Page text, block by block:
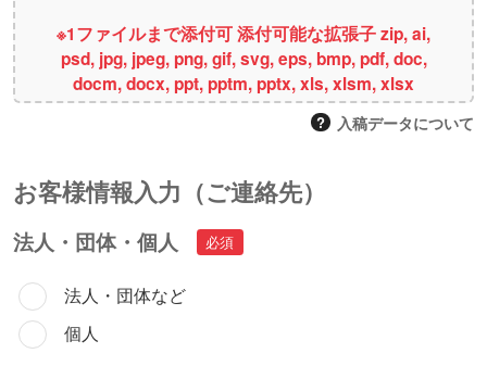
※1ファイルまで添付可 添付可能な拡張子 zip, ai,
psd, jpg, jpeg, png, gif, svg, eps, bmp, pdf, doc,
docm, docx, ppt, pptm, pptx, xls, xlsm, xlsx
入稿データについて
お客様情報⼊⼒（ご連絡先）
法人・団体・個人
法人・団体など
個人